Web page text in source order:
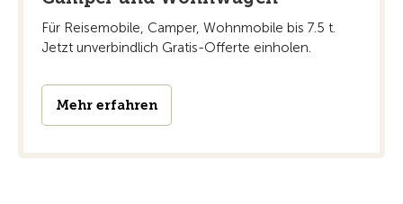
Für Reisemobile, Camper, Wohnmobile bis 7.5 t.
Jetzt unverbindlich Gratis-Offerte einholen.
Mehr erfahren